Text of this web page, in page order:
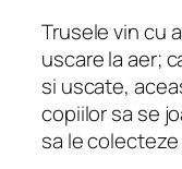
Trusele vin cu
uscare la aer;
si uscate,
copiilor sa se
sa le